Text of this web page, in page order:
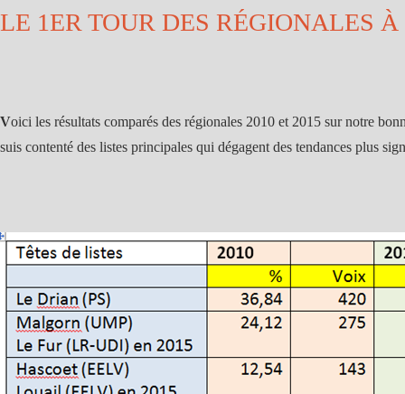
LE 1ER TOUR DES RÉGIONALES À
Voici les résultats comparés des régionales 2010 et 2015 sur notre
suis contenté des listes principales qui dégagent des tendances plus